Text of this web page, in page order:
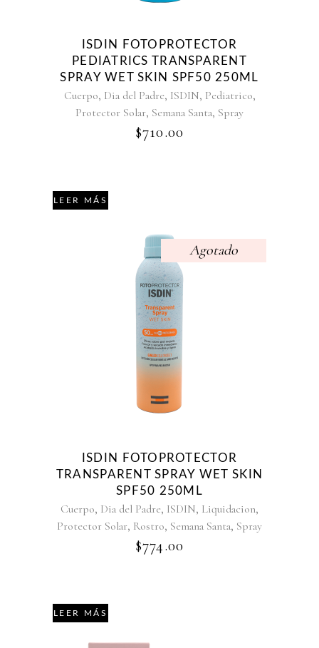
ISDIN FOTOPROTECTOR
PEDIATRICS TRANSPARENT
SPRAY WET SKIN SPF50 250ML
Cuerpo, Dia del Padre, ISDIN, Pediatrico,
Protector Solar, Semana Santa, Spray
$710.00
LEER MÁS
Agotado
ISDIN FOTOPROTECTOR
TRANSPARENT SPRAY WET SKIN
SPF50 250ML
Cuerpo, Dia del Padre, ISDIN, Liquidacion,
Protector Solar, Rostro, Semana Santa, Spray
$774.00
LEER MÁS